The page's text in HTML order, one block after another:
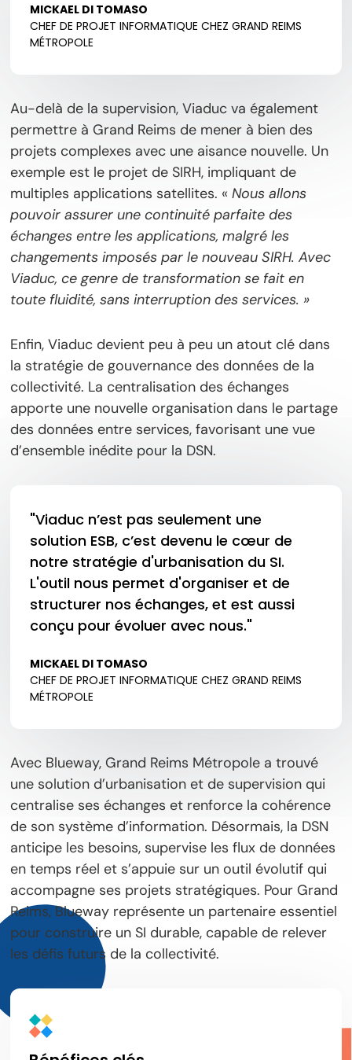
MICKAEL DI TOMASO
CHEF DE PROJET INFORMATIQUE CHEZ GRAND REIMS
MÉTROPOLE
Au-delà de la supervision, Viaduc va également
permettre à Grand Reims de mener à bien des
projets complexes avec une aisance nouvelle. Un
exemple est le projet de SIRH, impliquant de
multiples applications satellites. «Nous allons
pouvoir assurer une continuité parfaite des
échanges entre les applications, malgré les
changements imposés par le nouveau SIRH. Avec
Viaduc, ce genre de transformation se fait en
toute fluidité, sans interruption des services. »
Enfin, Viaduc devient peu à peu un atout clé dans
la stratégie de gouvernance des données de la
collectivité. La centralisation des échanges
apporte une nouvelle organisation dans le partage
des données entre services, favorisant une vue
d’ensemble inédite pour la DSN.
"Viaduc n’est pas seulement une
solution ESB, c’est devenu le cœur de
notre stratégie d'urbanisation du SI.
L'outil nous permet d'organiser et de
structurer nos échanges, et est aussi
conçu pour évoluer avec nous."
MICKAEL DI TOMASO
CHEF DE PROJET INFORMATIQUE CHEZ GRAND REIMS
MÉTROPOLE
Avec Blueway, Grand Reims Métropole a trouvé
une solution d’urbanisation et de supervision qui
centralise ses échanges et renforce la cohérence
de son système d’information. Désormais, la DSN
anticipe les besoins, supervise les flux de données
en temps réel et s’appuie sur un outil évolutif qui
accompagne ses projets stratégiques. Pour Grand
Reims, Blueway représente un partenaire essentiel
pour construire un SI durable, capable de relever
les défis futurs de la collectivité.